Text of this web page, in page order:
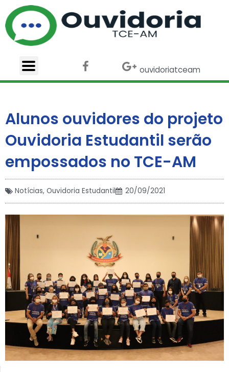
para
conteúdo
F
a
c
o
k
t
t
e
G
o
o
e
p
u
s
ouvidoriatceam
Alunos ouvidores do projeto
Ouvidoria Estudantil serão
empossados no TCE-AM
Notícias, Ouvidoria Estudantil 20/09/2021